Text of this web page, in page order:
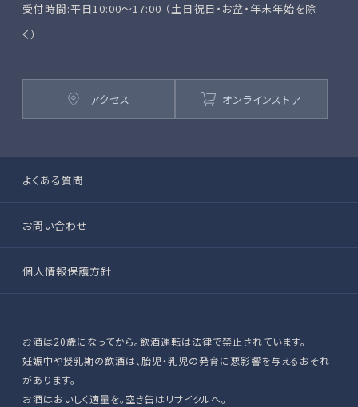
受付時間:平日10:00～17:00 （土日祝日・お盆・年末年始を除
く）
アクセス オンラインストア
よくある質問
お問い合わせ
個人情報保護方針
お酒は20歳になってから。飲酒運転は法律で禁止されています。
妊娠中や授乳期の飲酒は、胎児・乳児の発育に悪影響を与えるおそれ
があります。
お酒はおいしく適量を。空き缶はリサイクルへ。